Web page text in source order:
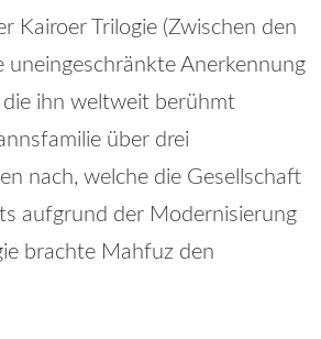
Kairoer Trilogie (Zwischen den
uneingeschränkte Anerkennung
die ihn weltweit berühmt
über drei
nach, welche die Gesellschaft
aufgrund der Modernisierung
brachte Mahfuz den